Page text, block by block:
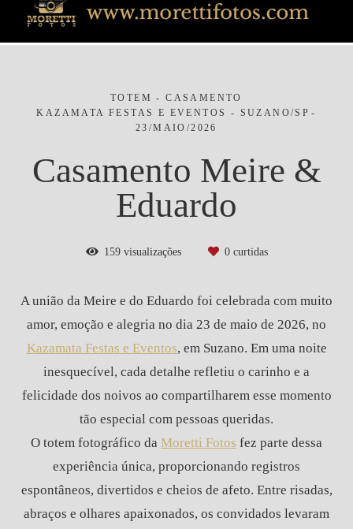
TOTEM - CASAMENTO
KAZAMATA FESTAS E EVENTOS - SUZANO/SP
23/MAIO/2026
Casamento Meire &
Eduardo
159visualizações 0curtidas
A união da Meire e do Eduardo foi celebrada com muito
amor, emoção e alegria no dia 23 de maio de 2026, no
Kazamata Festas e Eventos, em Suzano. Em uma noite
inesquecível, cada detalhe refletiu o carinho e a
felicidade dos noivos ao compartilharem esse momento
tão especial com pessoas queridas.
O totem fotográfico da Moretti Fotos fez parte dessa
experiência única, proporcionando registros
espontâneos, divertidos e cheios de afeto. Entre risadas,
abraços e olhares apaixonados, os convidados levaram